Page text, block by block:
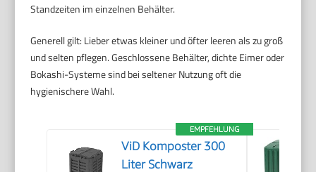
Standzeiten im einzelnen Behälter.
Generell gilt: Lieber etwas kleiner und öfter leeren als zu groß
und selten pflegen. Geschlossene Behälter, dichte Eimer oder
Bokashi-Systeme sind bei seltener Nutzung oft die
hygienischere Wahl.
EMPFEHLUNG
ViD Komposter 300
Liter Schwarz